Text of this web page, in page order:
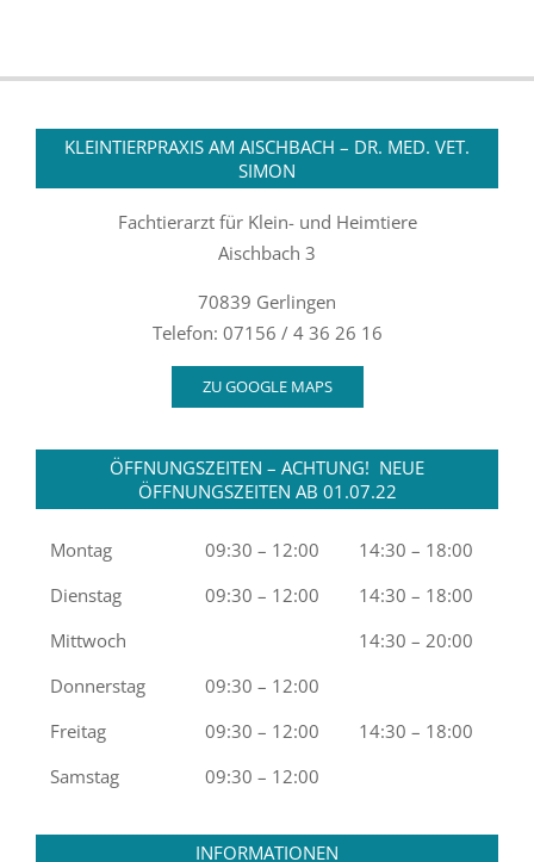
KLEINTIERPRAXIS AM AISCHBACH – DR. MED. VET.
SIMON
Fachtierarzt für Klein- und Heimtiere
Aischbach 3
70839 Gerlingen
Telefon: 07156 / 4 36 26 16
ZU GOOGLE MAPS
ÖFFNUNGSZEITEN – ACHTUNG! NEUE
ÖFFNUNGSZEITEN AB 01.07.22
Montag 09:30 – 12:00
14:30 – 18:00
Dienstag
09:30 – 12:00
14:30 – 18:00
Mittwoch
14:30 – 20:00
Donnerstag
09:30 – 12:00
Freitag
09:30 – 12:00
14:30 – 18:00
Samstag
09:30 – 12:00
INFORMATIONEN